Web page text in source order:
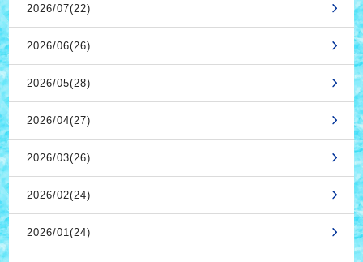
2026/07(22)
2026/06(26)
2026/05(28)
2026/04(27)
2026/03(26)
2026/02(24)
2026/01(24)